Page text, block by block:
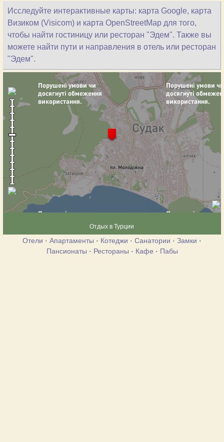
Исследуйте интерактивные карты: карта Google, карта
Визиком (Visicom) и карта OpenStreetMap для того,
чтобы найти гостиницу или ресторан "Эдем". Также вы
можете найти пути и направления в отель или ресторан
"Эдем".
Отдых в Турции
Отели · Апартаменты · Котеджи · Санатории · Замки ·
Пансионаты · Рестораны · Кафе · Пабы